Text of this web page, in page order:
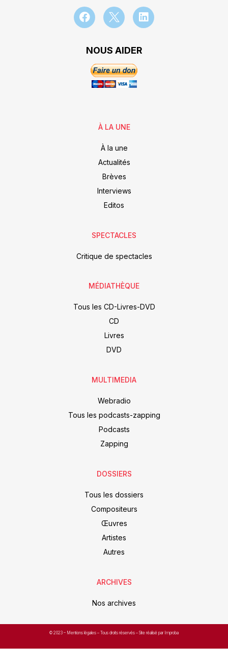
NOUS AIDER
À LA UNE
À la une
Actualités
Brèves
Interviews
Editos
SPECTACLES
Critique de spectacles
MÉDIATHÈQUE
Tous les CD-Livres-DVD
CD
Livres
DVD
MULTIMEDIA
Webradio
Tous les podcasts-zapping
Podcasts
Zapping
DOSSIERS
Tous les dossiers
Compositeurs
Œuvres
Artistes
Autres
ARCHIVES
Nos archives
© 2023 – Mentions légales – Tous droits réservés – Site réalisé par Improba